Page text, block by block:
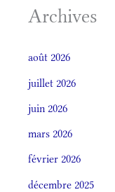
Archives
août 2026
juillet 2026
juin 2026
mars 2026
février 2026
décembre 2025